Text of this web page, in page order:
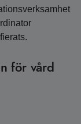
för vård